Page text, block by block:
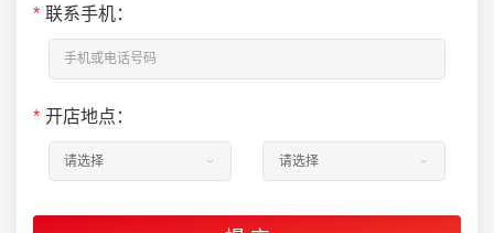
* 联系手机：
* 开店地点：